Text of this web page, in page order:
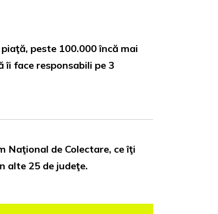
peste 100.000 încă mai
îi face responsabili pe 3
Naţional de Colectare, ce îţi
alte 25 de judeţe.